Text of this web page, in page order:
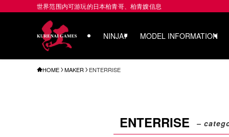
世界范围内可游玩的日本柏青哥、柏青嫂信息
NINJA7 MODEL INFORMATION
HOME MAKER ENTERRISE
ENTERRISE –